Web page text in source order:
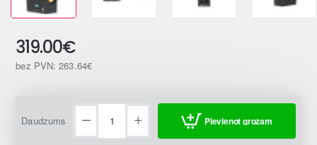
319.00€
bez PVN: 263.64€
Daudzums Pievienot grozam